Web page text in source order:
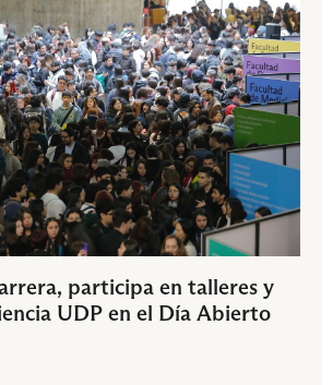
participa en talleres y
UDP en el Día Abierto